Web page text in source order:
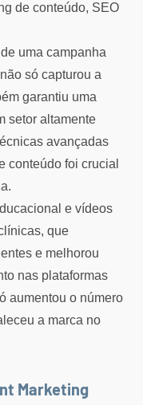
de conteúdo, SEO
uma campanha
só capturou a
garantiu uma
setor altamente
avançadas
conteúdo foi crucial
e vídeos
que
e melhorou
nas plataformas
aumentou o número
a marca no
Marketing